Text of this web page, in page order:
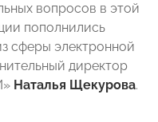
вопросов в этой
пополнились
сферы электронной
директор
Наталья Щекурова.